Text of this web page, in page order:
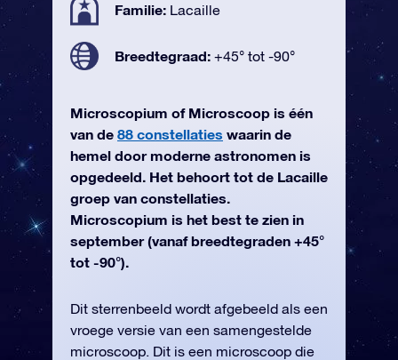
Familie: Lacaille
Breedtegraad: +45° tot -90°
Microscopium of Microscoop is één
van de 88 constellaties waarin de
hemel door moderne astronomen is
opgedeeld. Het behoort tot de Lacaille
groep van constellaties.
Microscopium is het best te zien in
september (vanaf breedtegraden +45°
tot -90°).
Dit sterrenbeeld wordt afgebeeld als een
vroege versie van een samengestelde
microscoop. Dit is een microscoop die